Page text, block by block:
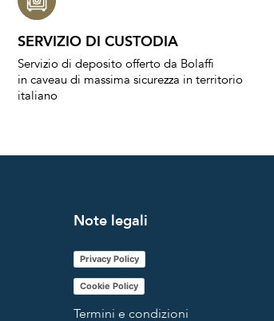
SERVIZIO DI CUSTODIA
Servizio di deposito offerto da Bolaffi
in caveau di massima sicurezza in territorio
italiano
Note legali
Privacy Policy
Cookie Policy
Termini e condizioni